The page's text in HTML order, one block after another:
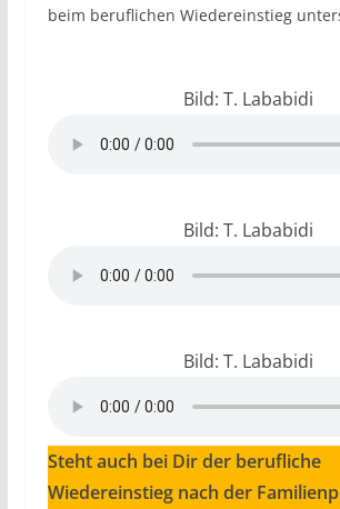
beim beruflichen Wiedereinstieg
Bild: T. Lababidi
Bild: T. Lababidi
Bild: T. Lababidi
Steht auch bei Dir der berufliche
Wiedereinstieg nach der